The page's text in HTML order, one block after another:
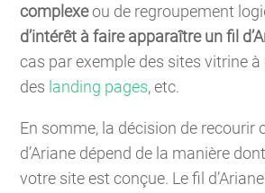
complexeou de regroupement
d’intérêt à faire apparaître un fil
cas par exemple des sites vitrine à
des landing pages, etc.
En somme, la décision de recourir
d’Ariane dépend de la manière
votre site est conçue. Le fil